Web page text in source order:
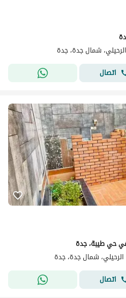
شمال جدة، جدة
اتصال
شمال جدة، جدة
اتصال